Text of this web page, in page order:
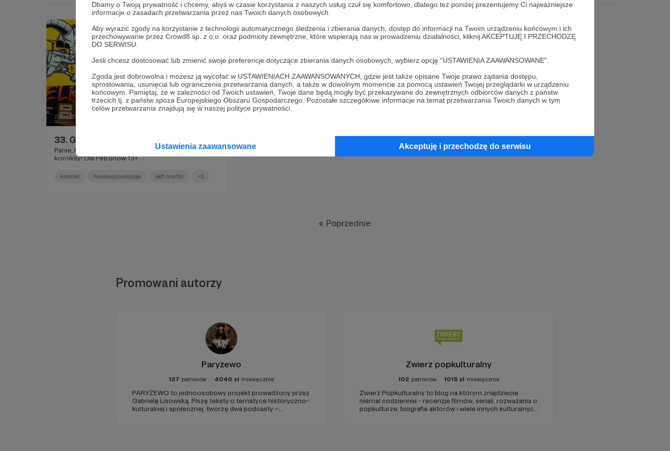
Dbamy o Twoją prywatność i chcemy, abyś w czasie korzystania z naszych usług czuł się komfortowo, dlatego też poniżej prezentujemy Ci najważniejsze
informacje o zasadach przetwarzania przez nas Twoich danych osobowych.
Aby wyrazić zgody na korzystanie z technologii automatycznego śledzenia i zbierania danych, dostęp do informacji na Twoim urządzeniu końcowym i ich
przechowywanie przez Crowd8 sp. z o.o. oraz podmioty zewnętrzne, które wspierają nas w prowadzeniu działalności, kliknij AKCEPTUJĘ I PRZECHODZĘ
DO SERWISU.
Jeśli chcesz dostosować lub zmienić swoje preferencje dotyczące zbierania danych osobowych, wybierz opcję "USTAWIENIA ZAAWANSOWANE".
Zgoda jest dobrowolna i możesz ją wycofać w USTAWIENIACH ZAAWANSOWANYCH, gdzie jest także opisane Twoje prawo żądania dostępu,
sprostowania, usunięcia lub ograniczenia przetwarzania danych, a także w dowolnym momencie za pomocą ustawień Twojej przeglądarki w urządzeniu
końcowym. Pamiętaj, że w zależności od Twoich ustawień, Twoje dane będą mogły być przekazywane do zewnętrznych odbiorców danych z państw
trzecich tj. z państw spoza Europejskiego Obszaru Gospodarczego. Pozostałe szczegółowe informacje na temat przetwarzania Twoich danych w tym
celów przetwarzania znajdują się w naszej polityce prywatności.
Ustawienia zaawansowane Akceptuję i przechodzę do serwisu
23.03.2020
33. Gościnnie #1: Jeff Martin!
Panie, Panowie, przedstawiam Jeffa Martina i jego
komiksy! Dla Patronów 13+.
komiks hockeypocalypse jeff martin +3
« Poprzednie
Promowani autorzy
Paryżewo
127 patronów 4040 zł miesięcznie
PARYŻEWO to jednoosobowy projekt prowadzony przez
Gabrielę Lisowską. Piszę teksty o tematyce historyczno-
kulturalnej i społecznej, tworzę dwa podcasty –
Zwierz popkulturalny
102 patronów 1015 zł miesięcznie
Zwierz Popkulturalny to blog na którym znajdziecie
niemal codziennie - recenzje filmów, seriali, rozważania o
popkulturze, biografie aktorów i wiele innych kulturalnych